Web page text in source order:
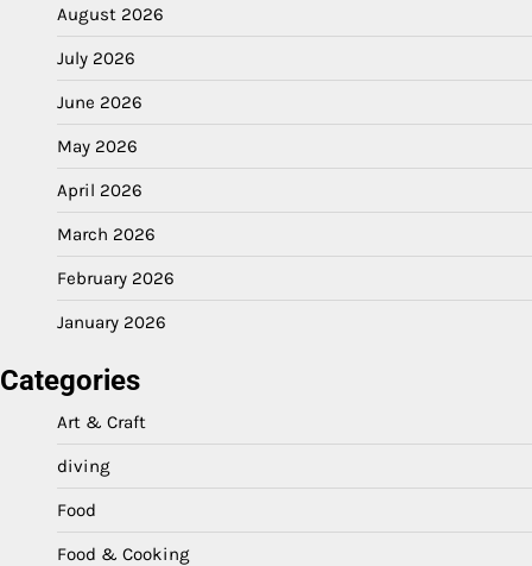
August 2026
July 2026
June 2026
May 2026
April 2026
March 2026
February 2026
January 2026
Categories
Art & Craft
diving
Food
Food & Cooking